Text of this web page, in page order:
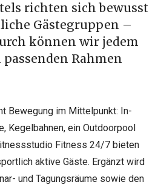
richten sich bewusst
Gästegruppen –
können wir jedem
Rahmen
Bewegung im Mittelpunkt: In-
Kegelbahnen, ein Outdoorpool
Fitness 24/7 bieten
aktive Gäste. Ergänzt wird
und Tagungsräume sowie den